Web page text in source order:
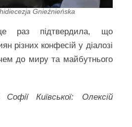
Gnieźnieńska
раз підтвердила, що
різних конфесій у діалозі
до миру та майбутнього
Київської: Олексій